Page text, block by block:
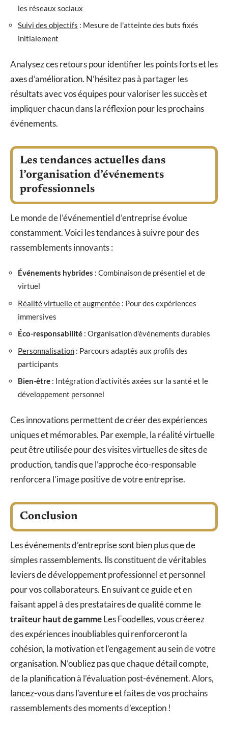
les réseaux sociaux
Suivi des objectifs : Mesure de l’atteinte des buts fixés
initialement
Analysez ces retours pour identifier les points forts et les
axes d’amélioration. N’hésitez pas à partager les
résultats avec vos équipes pour valoriser les succès et
impliquer chacun dans la réflexion pour les prochains
événements.
Les tendances actuelles dans
l’organisation d’événements
professionnels
Le monde de l’événementiel d’entreprise évolue
constamment. Voici les tendances à suivre pour des
rassemblements innovants :
Événements hybrides : Combinaison de présentiel et de
virtuel
Réalité virtuelle et augmentée : Pour des expériences
immersives
Éco-responsabilité : Organisation d’événements durables
Personnalisation : Parcours adaptés aux profils des
participants
Bien-être : Intégration d’activités axées sur la santé et le
développement personnel
Ces innovations permettent de créer des expériences
uniques et mémorables. Par exemple, la réalité virtuelle
peut être utilisée pour des visites virtuelles de sites de
production, tandis que l’approche éco-responsable
renforcera l’image positive de votre entreprise.
Conclusion
Les événements d’entreprise sont bien plus que de
simples rassemblements. Ils constituent de véritables
leviers de développement professionnel et personnel
pour vos collaborateurs. En suivant ce guide et en
faisant appel à des prestataires de qualité comme le
traiteur haut de gammeLes Foodelles, vous créerez
des expériences inoubliables qui renforceront la
cohésion, la motivation et l’engagement au sein de votre
organisation. N’oubliez pas que chaque détail compte,
de la planification à l’évaluation post-événement. Alors,
lancez-vous dans l’aventure et faites de vos prochains
rassemblements des moments d’exception !